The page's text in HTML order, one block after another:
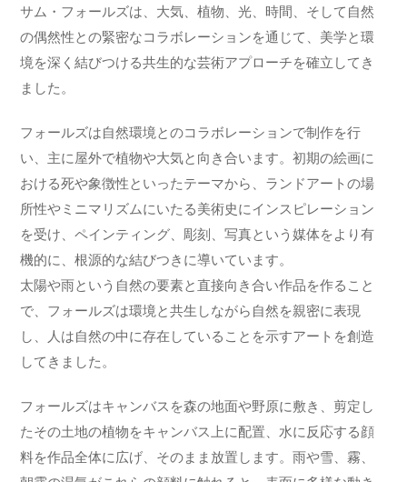
サム・フォールズは、大気、植物、光、時間、そして自然
の偶然性との緊密なコラボレーションを通じて、美学と環
境を深く結びつける共生的な芸術アプローチを確立してき
ました。
フォールズは自然環境とのコラボレーションで制作を行
い、主に屋外で植物や大気と向き合います。初期の絵画に
おける死や象徴性といったテーマから、ランドアートの場
所性やミニマリズムにいたる美術史にインスピレーション
を受け、ペインティング、彫刻、写真という媒体をより有
機的に、根源的な結びつきに導いています。
太陽や雨という自然の要素と直接向き合い作品を作ること
で、フォールズは環境と共生しながら自然を親密に表現
し、人は自然の中に存在していることを示すアートを創造
してきました。
フォールズはキャンバスを森の地面や野原に敷き、剪定し
たその土地の植物をキャンバス上に配置、水に反応する顔
料を作品全体に広げ、そのまま放置します。雨や雪、霧、